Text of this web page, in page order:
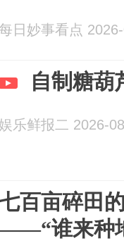
日妙事看点
自制糖葫
娱乐鲜报二 2026-
百亩碎田
谁来种